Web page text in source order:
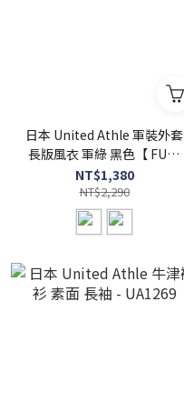
日本 United Athle 軍裝外套
長版風衣 軍綠 黑色【 FUZY
】- UA7447
NT$1,380
NT$2,290